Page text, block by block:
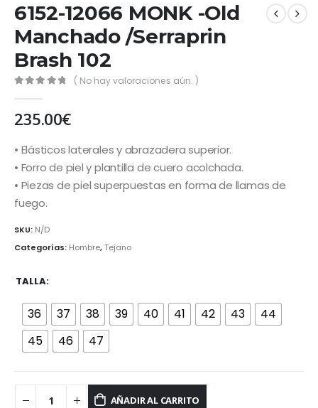
6152-12066 MONK -Old
Manchado /Serraprin
Brash 102
( No hay valoraciones aún. )
235.00€
• Elásticos laterales y abrazadera superior.
• Forro de piel y plantilla de cuero acolchada.
• Piezas de piel superpuestas en forma de llamas de
fuego.
SKU: N/D
Categorías: Hombre,Tejano
TALLA
36 37 38 39 40 41 42 43
44
45
46 47
AÑADIR AL CARRITO